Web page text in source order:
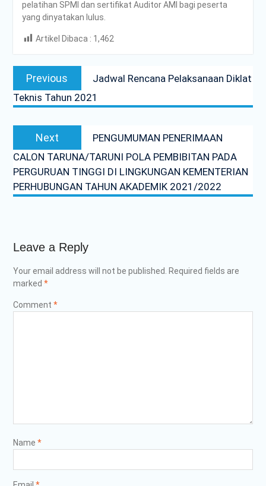
pelatihan SPMI dan sertifikat Auditor AMI bagi peserta
yang dinyatakan lulus.
Artikel Dibaca : 1,462
Post
navigation
Previous
post:
Jadwal Rencana Pelaksanaan Diklat
Teknis Tahun 2021
Next
post:
PENGUMUMAN PENERIMAAN
CALON TARUNA/TARUNI POLA PEMBIBITAN PADA
PERGURUAN TINGGI DI LINGKUNGAN KEMENTERIAN
PERHUBUNGAN TAHUN AKADEMIK 2021/2022
Leave a Reply
Your email address will not be published. Required fields are
marked *
Comment *
Name *